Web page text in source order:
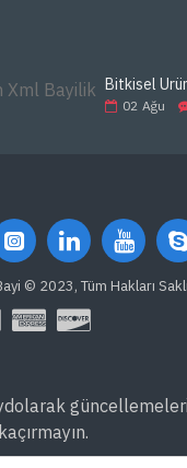
Bitkisel
02 Ağu
© 2023, Tüm Hakları